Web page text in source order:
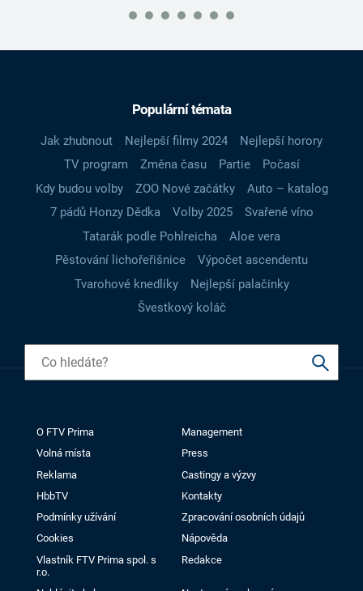
Populární témata
Jak zhubnout Nejlepší filmy 2024
Nejlepší horory
TV program
Změna času Partie
Počasí
Kdy budou volby
ZOO Nové začátky
Auto – katalog
7 pádů Honzy Dědka
Volby 2025
Svařené víno
Tatarák podle Pohlreicha
Aloe vera
Pěstování lichořeřišnice
Výpočet ascendentu
Tvarohové knedlíky
Nejlepší palačinky
Švestkový koláč
O FTV Prima
Management
Volná místa
Press
Reklama
Castingy a výzvy
HbbTV
Kontakty
Podmínky užívání
Zpracování osobních údajů
Cookies
Nápověda
Vlastník FTV Prima spol. s
r.o.
Redakce